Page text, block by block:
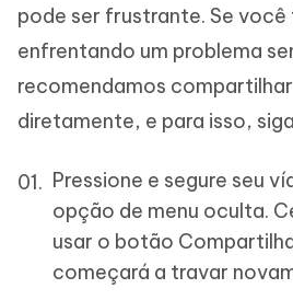
pode ser frustrante. Se
enfrentando um problema
recomendamos
diretamente, e para isso,
Pressione e segure seu
opção de menu oculta.
usar o botão
começará a travar